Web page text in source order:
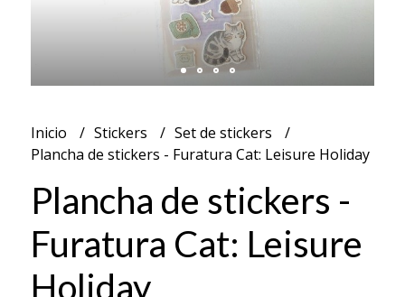
Inicio Stickers
Set de stickers
Plancha de stickers - Furatura Cat: Leisure Holiday
Plancha de stickers -
Furatura Cat: Leisure
Holiday